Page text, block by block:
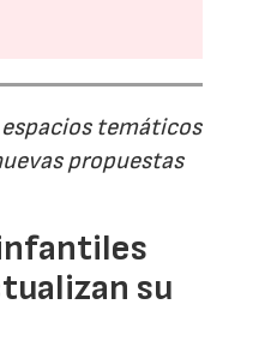
espacios temáticos
propuestas
su